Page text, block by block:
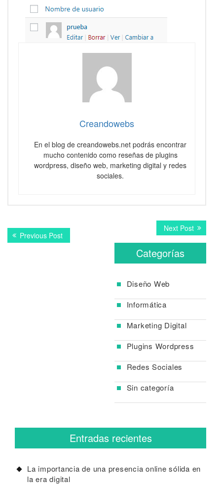
Creandowebs
En el blog de creandowebs.net podrás encontrar
mucho contenido como reseñas de plugins
wordpress, diseño web, marketing digital y redes
sociales.
Navegación
dePrevious PostPrevious
post:
Next PostNext
post:
Categorías
Diseño Web
Informática
Marketing Digital
Plugins Wordpress
Redes Sociales
Sin categoría
Entradas recientes
La importancia de una presencia online sólida en
la era digital